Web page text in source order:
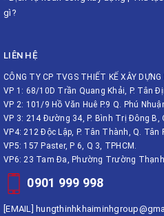
gì?
LIÊN HỆ
CÔNG TY CP TVGS THIẾT KẾ XÂY DỰNG
VP 1: 68/10D Trần Quang Khải, P. Tân
VP 2: 101/9 Hồ Văn Huê P.9 Q. Phú
VP 3: 214 Đường 34, P. Bình Trị Đông B,
VP4: 212 Độc Lập, P. Tân Thành, Q. Tân
VP5: 157 Paster, P 6, Q 3, TPHCM.
VP6: 23 Tam Đa, Phường Trường
0901 999 998
[EMAIL]